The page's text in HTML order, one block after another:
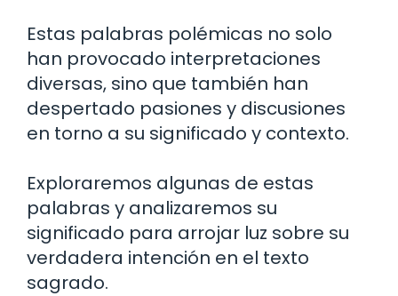
Estas palabras polémicas no solo
han provocado interpretaciones
diversas, sino que también han
despertado pasiones y discusiones
en torno a su significado y contexto.
Exploraremos algunas de estas
palabras y analizaremos su
significado para arrojar luz sobre su
verdadera intención en el texto
sagrado.